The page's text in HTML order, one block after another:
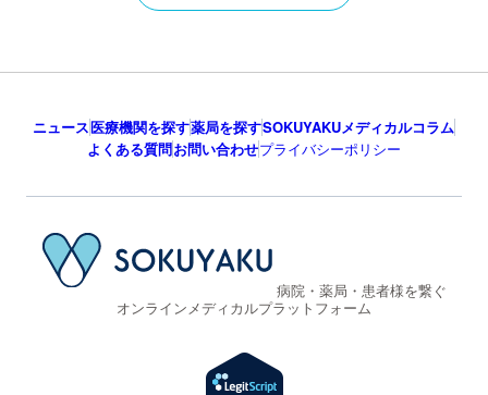
ニュース医療機関を探す薬局を探すSOKUYAKUメディカルコラム
よくある質問お問い合わせプライバシーポリシー
病院・薬局・患者様を繋ぐ
オンラインメディカルプラットフォーム